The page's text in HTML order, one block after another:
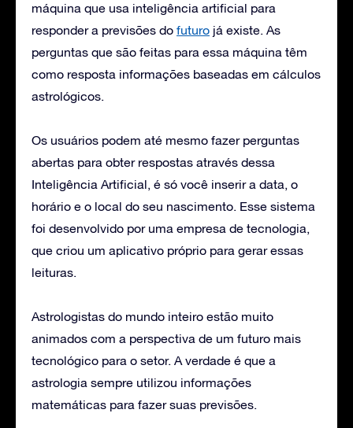
máquina que usa inteligência artificial para
responder a previsões do futuro já existe. As
perguntas que são feitas para essa máquina têm
como resposta informações baseadas em cálculos
astrológicos.
Os usuários podem até mesmo fazer perguntas
abertas para obter respostas através dessa
Inteligência Artificial, é só você inserir a data, o
horário e o local do seu nascimento. Esse sistema
foi desenvolvido por uma empresa de tecnologia,
que criou um aplicativo próprio para gerar essas
leituras.
Astrologistas do mundo inteiro estão muito
animados com a perspectiva de um futuro mais
tecnológico para o setor. A verdade é que a
astrologia sempre utilizou informações
matemáticas para fazer suas previsões.